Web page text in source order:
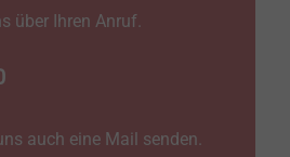
über Ihren Anruf.
auch eine Mail senden.